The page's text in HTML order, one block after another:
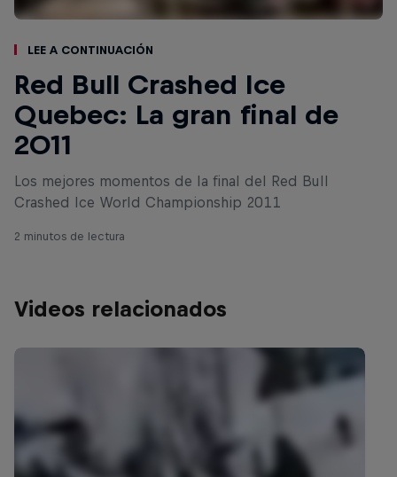
Lee a continuación
Red Bull Crashed Ice
Quebec: La gran final de
2011
Los mejores momentos de la final del Red Bull
Crashed Ice World Championship 2011
2 minutos de lectura
Videos relacionados